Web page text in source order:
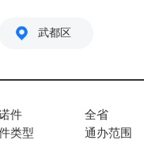
武都区
件
类型
全省
通办范围